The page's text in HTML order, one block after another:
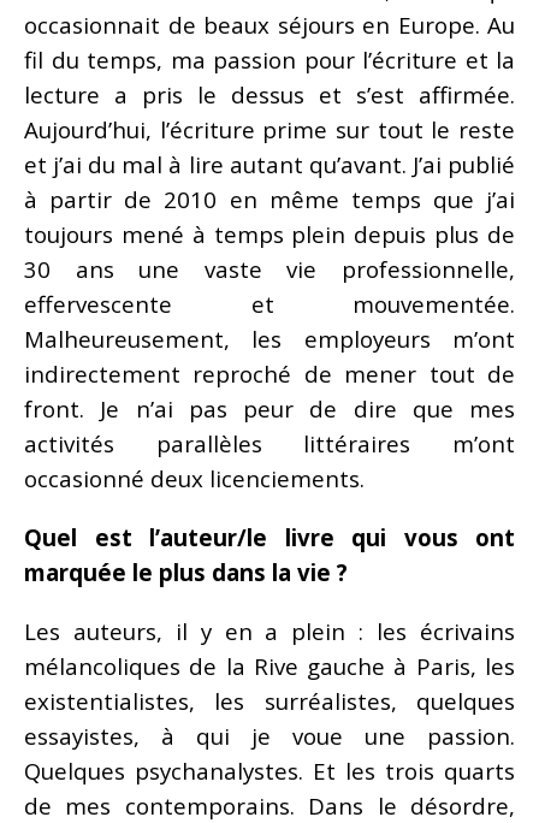
occasionnait de beaux séjours en Europe. Au
fil du temps, ma passion pour l’écriture et la
lecture a pris le dessus et s’est affirmée.
Aujourd’hui, l’écriture prime sur tout le reste
et j’ai du mal à lire autant qu’avant. J’ai publié
à partir de 2010 en même temps que j’ai
toujours mené à temps plein depuis plus de
30 ans une vaste vie professionnelle,
effervescente et mouvementée.
Malheureusement, les employeurs m’ont
indirectement reproché de mener tout de
front. Je n’ai pas peur de dire que mes
activités parallèles littéraires m’ont
occasionné deux licenciements.
Quel est l’auteur/le livre qui vous ont
marquée le plus dans la vie ?
Les auteurs, il y en a plein : les écrivains
mélancoliques de la Rive gauche à Paris, les
existentialistes, les surréalistes, quelques
essayistes, à qui je voue une passion.
Quelques psychanalystes. Et les trois quarts
de mes contemporains. Dans le désordre,